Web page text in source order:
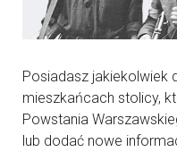
Posiadasz jakiekolwiek
mieszkańcach stolicy,
Powstania
lub dodać nowe